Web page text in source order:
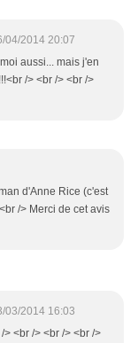
04/2014 20:07
aussi... mais j'en
/> <br /> <br />
d'Anne Rice (c'est
/> Merci de cet avis
03/2014 16:03
<br /> <br /> <br />